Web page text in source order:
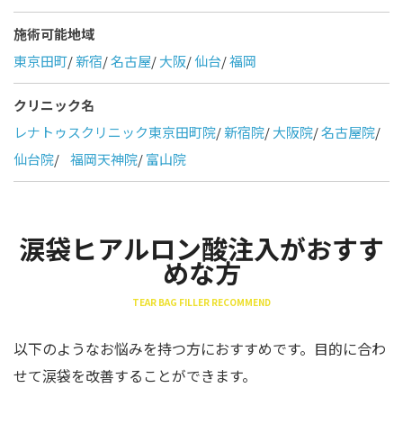
施術可能地域
東京田町/新宿/名古屋/大阪/仙台/福岡
クリニック名
レナトゥスクリニック東京田町院/新宿院/大阪院/名古屋院/
仙台院/ 福岡天神院/富山院
涙袋ヒアルロン酸注入がおすす
めな方
TEAR BAG FILLER RECOMMEND
以下のようなお悩みを持つ方におすすめです。目的に合わ
せて涙袋を改善することができます。